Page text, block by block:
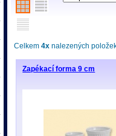
Celkem4x nalezených
Zapékací forma 9 cm